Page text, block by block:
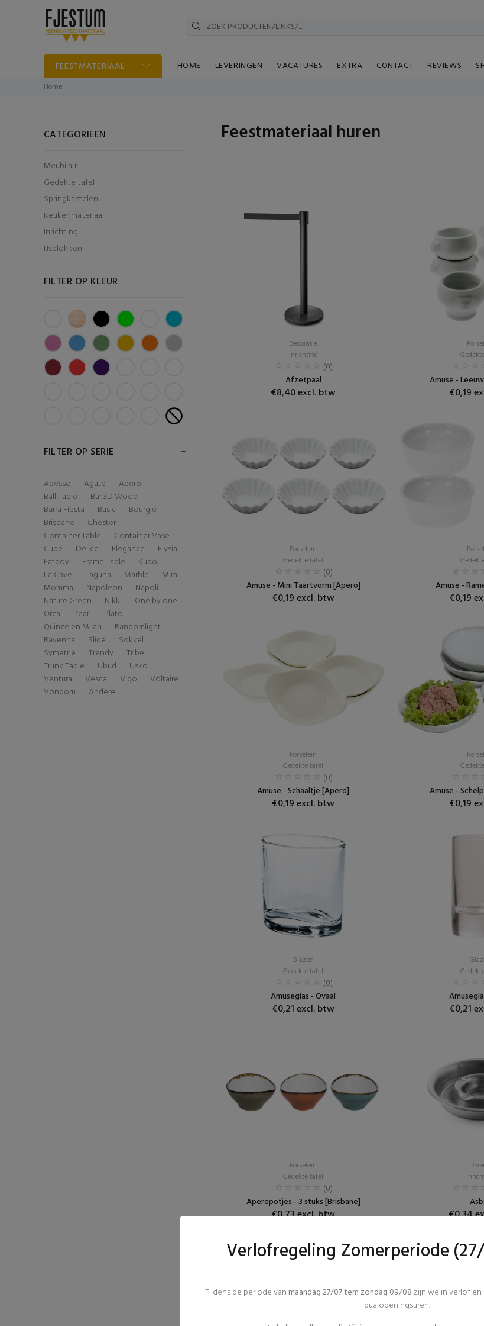
FEESTMATERIAAL HOME LEVERINGEN VACATURES EXTRA CONTACT REVIEWS
Home
CATEGORIEËN
Meubilair
Gedekte tafel
Springkastelen
Keukenmateriaal
Inrichting
IJsblokken
FILTER OP KLEUR
FILTER OP SERIE
Adesso Agate
Apero
Ball Table
Bar 3D Wood
Barra Fiesta
Basic
Bourgie
Brisbane
Chester
Container Table
Container Vase
Cube
Delice Elegance
Elysia
Fatboy
Frame Table
Kubo
La Cave
Laguna Marble
Mira
Momma
Napoleon
Napoli
Nature Green
Nikki
One by one
Orca
Pearl
Plato
Quinze en Milan
Randomlight
Ravenna
Slide
Sokkel
Symetrie
Trendy
Tribe
Trunk Table
Ubud
Usko
Ventura
Vesca Vigo
Voltaire
Vondom
Andere
Feestmateriaal huren
Decoratie
Inrichting
(0)
Afzetpaal
€8,40 excl. btw
Amuse -
€0,19
Porselein
Gedekte tafel
(0)
Amuse - Mini Taartvorm [Apero]
€0,19 excl. btw
Amuse -
€0,19
Porselein
Gedekte tafel
(0)
Amuse - Schaaltje [Apero]
€0,19 excl. btw
Amuse -
€0,19
Glazen
Gedekte tafel
(0)
Amuseglas - Ovaal
€0,21 excl. btw €0,21
Porselein
Gedekte tafel
(0)
Aperopotjes - 3 stuks [Brisbane]
€0,73 excl. btw €0,34
Verlofregeling Zomerperiode
Tijdens de periode van maandag 27/07 tem zondag 09/08 zijn we in verlof
qua openingsuren.